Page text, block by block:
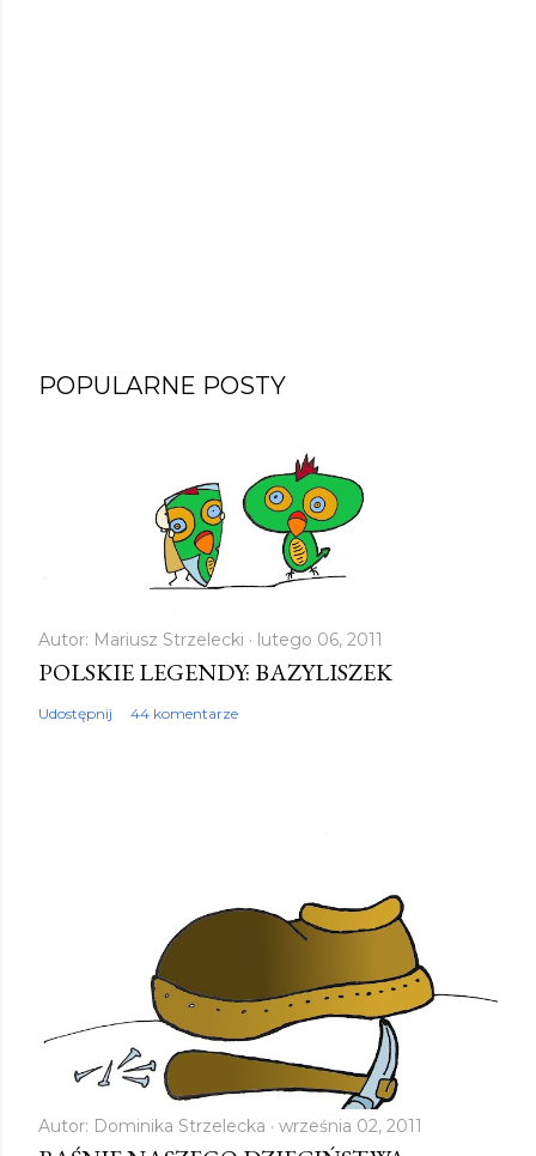
POPULARNE POSTY
Autor: Mariusz Strzelecki lutego 06, 2011
POLSKIE LEGENDY: BAZYLISZEK
Udostępnij 44 komentarze
Autor: Dominika Strzelecka września 02, 2011